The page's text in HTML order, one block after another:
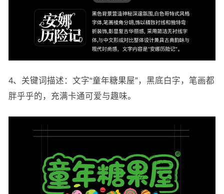
4、关键词描述：文字“童年糖果屋”，黑底白字，笔画都
胖乎乎的，充满卡通可爱与趣味。